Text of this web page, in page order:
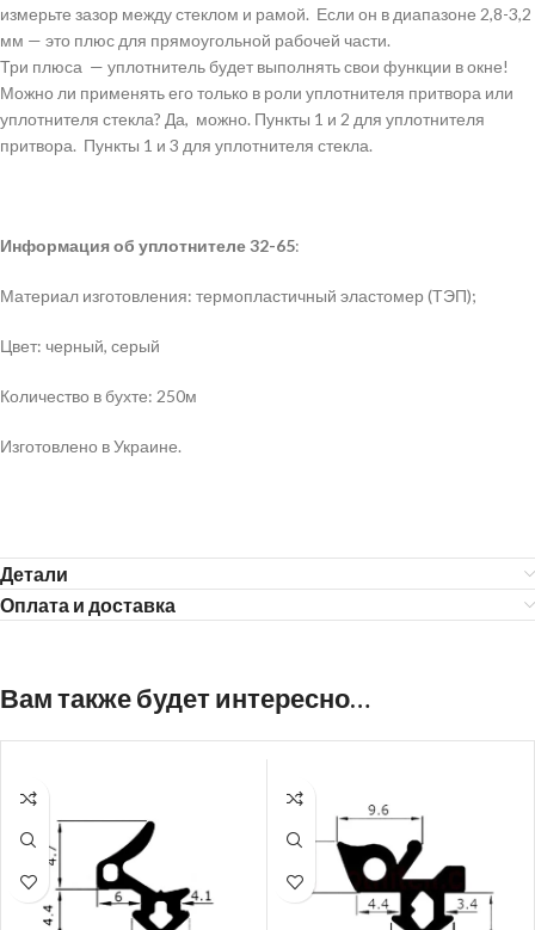
измерьте зазор между стеклом и рамой. Если он в диапазоне 2,8-3,2
мм — это плюс для прямоугольной рабочей части.
Три плюса — уплотнитель будет выполнять свои функции в окне!
Можно ли применять его только в роли уплотнителя притвора или
уплотнителя стекла? Да, можно. Пункты 1 и 2 для уплотнителя
притвора. Пункты 1 и 3 для уплотнителя стекла.
Информация об уплотнителе 32-65:
Материал изготовления: термопластичный эластомер (ТЭП);
Цвет: черный, серый
Количество в бухте: 250м
Изготовлено в Украине.
Детали
Оплата и доставка
Вам также будет интересно…